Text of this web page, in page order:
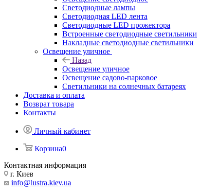
Светодиодные лампы
Светодиодная LED лента
Светодиодные LED прожектора
Встроенные светодиодные светильники
Накладные светодиодные светильники
Освещение уличное
Назад
Освещение уличное
Освещение садово-парковое
Светильники на солнечных батареях
Доставка и оплата
Возврат товара
Контакты
Личный кабинет
Корзина0
Контактная информация
г. Киев
info@lustra.kiev.ua